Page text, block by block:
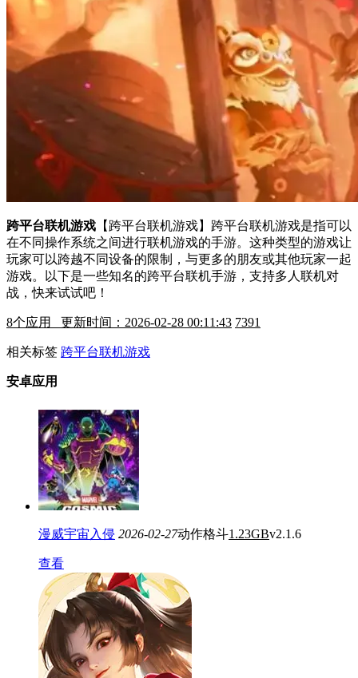
跨平台联机游戏 【跨平台联机游戏】跨平台联机游戏是指可以
在不同操作系统之间进行联机游戏的手游。这种类型的游戏让
玩家可以跨越不同设备的限制，与更多的朋友或其他玩家一起
游戏。以下是一些知名的跨平台联机手游，支持多人联机对
战，快来试试吧！
8个应用 更新时间：2026-02-28 00:11:43 7391
相关标签 跨平台联机游戏
安卓应用
漫威宇宙入侵 2026-02-27动作格斗1.23GBv2.1.6
查看